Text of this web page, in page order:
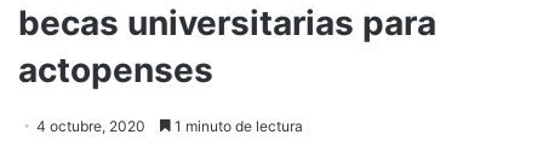
becas universitarias para
actopenses
4 octubre, 2020 1 minuto de lectura